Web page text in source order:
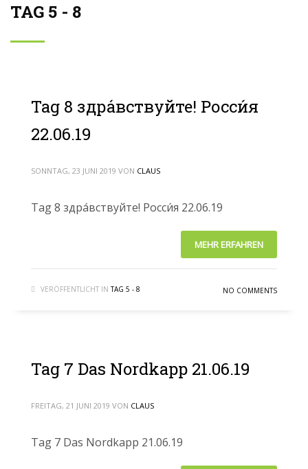
TAG 5 - 8
Tag 8 здра́вствуйте! Росси́я
22.06.19
SONNTAG, 23 JUNI 2019 VON CLAUS
Tag 8 здра́вствуйте! Росси́я 22.06.19
MEHR ERFAHREN
VERÖFFENTLICHT IN TAG 5 - 8 NO COMMENTS
Tag 7 Das Nordkapp 21.06.19
FREITAG, 21 JUNI 2019 VON CLAUS
Tag 7 Das Nordkapp 21.06.19